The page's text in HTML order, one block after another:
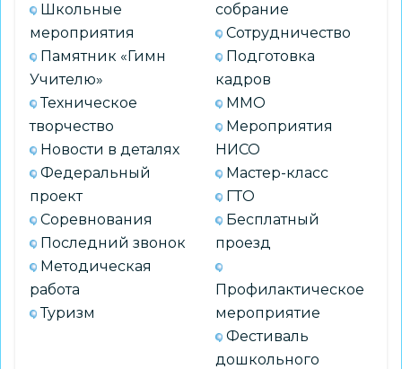
Школьные
мероприятия
Памятник «Гимн
Учителю»
Техническое
творчество
Новости в деталях
Федеральный
проект
Соревнования
Последний звонок
Методическая
работа
Туризм
собрание
Сотрудничество
Подготовка
кадров
ММО
Мероприятия
НИСО
Мастер-класс
ГТО
Бесплатный
проезд
Профилактическое
мероприятие
Фестиваль
дошкольного